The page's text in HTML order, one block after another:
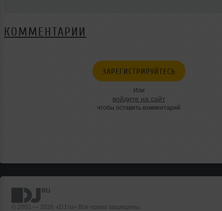
КОММЕНТАРИИ
ЗАРЕГИСТРИРУЙТЕСЬ
Или
войдите на сайт
чтобы оставить комментарий
© 2001 — 2026 «DJ.ru» Все права защищены.